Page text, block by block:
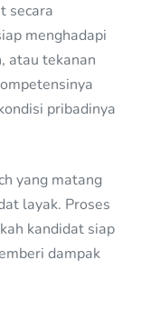
secara
menghadapi
atau tekanan
pribadinya
yang matang
layak. Proses
kandidat siap
dampak